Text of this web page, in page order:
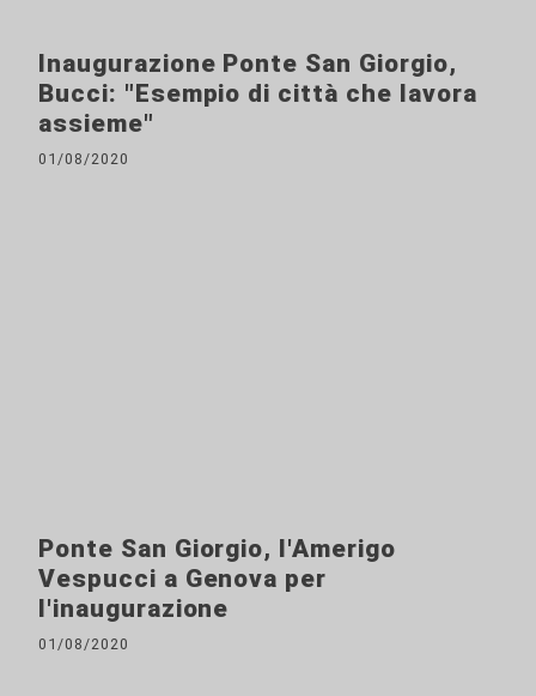
Inaugurazione Ponte San Giorgio,
Bucci: "Esempio di città che lavora
assieme"
01/08/2020
Ponte San Giorgio, l'Amerigo
Vespucci a Genova per
l'inaugurazione
01/08/2020